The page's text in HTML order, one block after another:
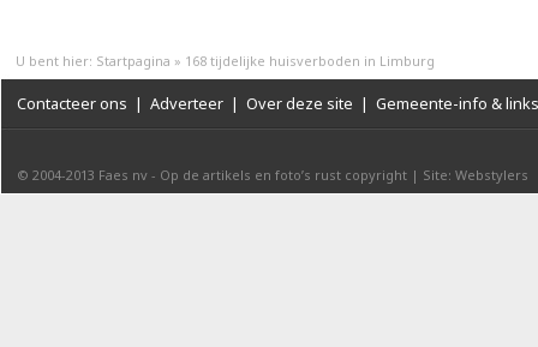
U bent hier: Startpagina » 168 tijdelijke huisverboden in Limburg
Contacteer ons | Adverteer | Over deze site | Gemeente-info & links
© 2004-2013 Faes nv - Op de artikels en foto’s rust copyright | Site: Webstylers